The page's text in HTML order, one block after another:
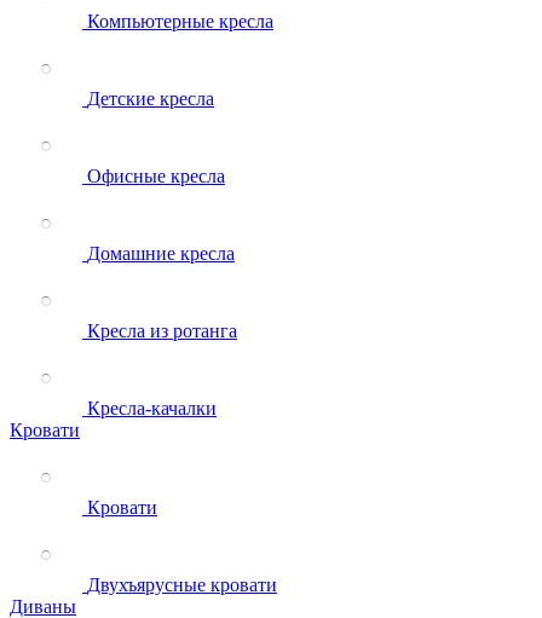
Компьютерные кресла
Детские кресла
Офисные кресла
Домашние кресла
Кресла из ротанга
Кресла-качалки
Кровати
Кровати
Двухъярусные кровати
Диваны